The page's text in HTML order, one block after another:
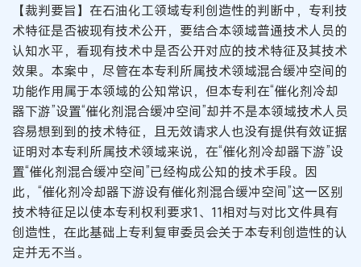
【裁判要旨】在石油化工领域专利创造性的判断中，专利技
术特征是否被现有技术公开，要结合本领域普通技术人员的
认知水平，看现有技术中是否公开对应的技术特征及其技术
效果。本案中，尽管在本专利所属技术领域混合缓冲空间的
功能作用属于本领域的公知常识，但本专利在“催化剂冷却
器下游”设置“催化剂混合缓冲空间”却并不是本领域技术人员
容易想到到的技术特征，且无效请求人也没有提供有效证据
证明对本专利所属技术领域来说，在“催化剂冷却器下游”设
置“催化剂混合缓冲空间”已经构成公知的技术手段。因
此，“催化剂冷却器下游设有催化剂混合缓冲空间”这一区别
技术特征足以使本专利权利要求1、11相对与对比文件具有
创造性，在此基础上专利复审委员会关于本专利创造性的认
定并无不当。